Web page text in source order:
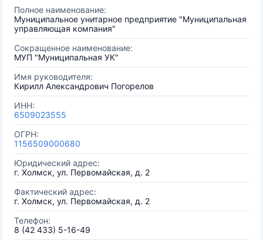
Полное наименование:
Муниципальное унитарное предприятие "Муниципальная
управляющая компания"
Сокращенное наименование:
МУП "Муниципальная УК"
Имя руководителя:
Кирилл Александрович Погорелов
ИНН:
6509023555
ОГРН:
1156509000680
Юридический адрес:
г. Холмск, ул. Первомайская, д. 2
Фактический адрес:
г. Холмск, ул. Первомайская, д. 2
Телефон:
8 (42 433) 5-16-49